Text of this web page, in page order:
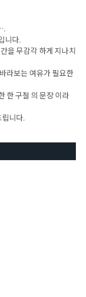
니다.
을 무감각 하게 지나치
라보는 여유가 필요한
한 구절 의 문장 이라
니다.